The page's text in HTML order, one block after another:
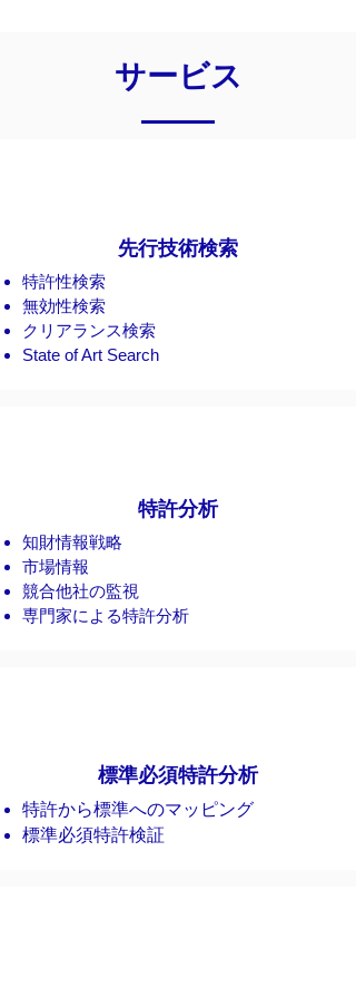
サービス
先行技術検索
特許性検索
​無効性検索
クリアランス検索​
State of Art Search
特許分析
知財情報戦略
​市場情報
競合他社の監視
専門家による特許分析
標準必須特許分析
特許から標準へのマッピング
​標準必須特許検証